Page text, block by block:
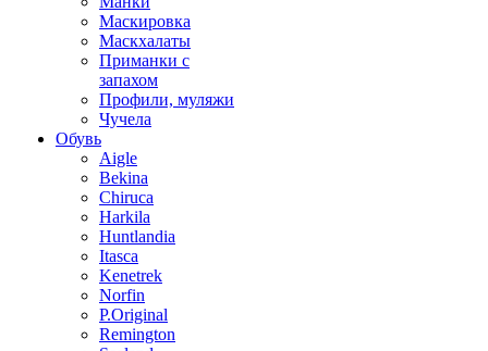
Маскировка
Маскхалаты
Приманки с
запахом
Профили, муляжи
Чучела
Обувь
Aigle
Bekina
Chiruсa
Harkila
Huntlandia
Itasca
Kenetrek
Norfin
P.Original
Remington